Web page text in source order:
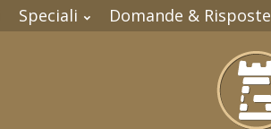
Speciali Domande & Risposte